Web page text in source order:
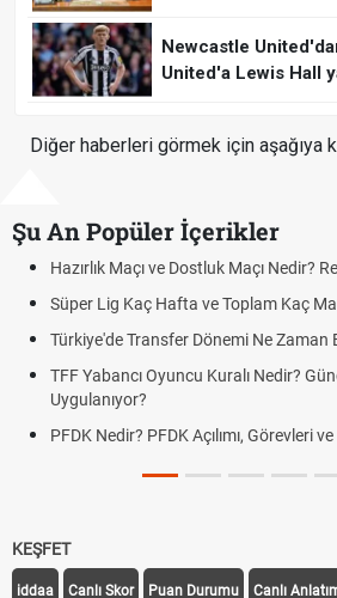
Newcastle
United'a Lewis Hall
Diğer haberleri görmek için aşağıya
Şu An Popüler İçerikler
Maçlardan Farkları
Oynanır?
ve Bitiyor?
Sezonda Nasıl
Karar Süreci
Puan
Skor Ne
Futbol Nasıl
Deplasman
DGS
KEŞFET